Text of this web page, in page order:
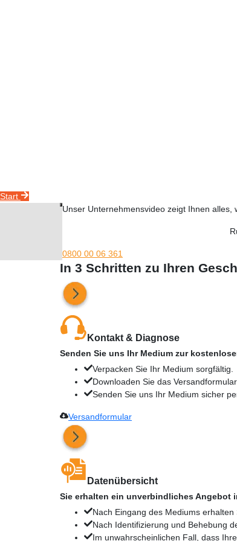
Start
Unser Unternehmensvideo zeigt Ihnen alles,
0800 00 06 361
In 3 Schritten zu Ihren
Kontakt & Diagnose
Senden Sie uns Ihr Medium zur
Verpacken Sie Ihr Medium sorgfältig.
Downloaden Sie das
Senden Sie uns Ihr Medium sicher
Versandformular
Datenübersicht
Sie erhalten ein unverbindliches Angebot
Nach Eingang des Mediums
Nach Identifizierung und Behebung
Im unwahrscheinlichen Fall, dass